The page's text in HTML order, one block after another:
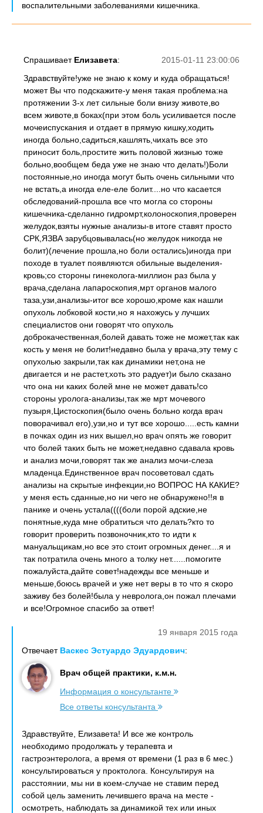
воспалительными заболеваниями кишечника.
2015-01-11 23:00:06
Спрашивает Елизавета:
Здравствуйте!уже не знаю к кому и куда обращаться!
может Вы что подскажите-у меня такая проблема:на
протяжении 3-х лет сильные боли внизу животе,во
всем животе,в боках(при этом боль усиливается после
мочеиспускания и отдает в прямую кишку,ходить
иногда больно,садиться,кашлять,чихать все это
приносит боль,простите жить половой жизнью тоже
больно,вообщем беда уже не знаю что делать!)Боли
постоянные,но иногда могут быть очень сильными что
не встать,а иногда еле-еле болит....но что касается
обследований-прошла все что могла со стороны
кишечника-сделанно гидромрт,колоноскопия,проверен
желудок,взяты нужные анализы-в итоге ставят просто
СРК,ЯЗВА зарубцовывалась(но желудок никогда не
болит)(лечение прошла,но боли остались)иногда при
походе в туалет появляются обильные выделения-
кровь;со стороны гинеколога-миллион раз была у
врача,сделана лапароскопия,мрт органов малого
таза,узи,анализы-итог все хорошо,кроме как нашли
опухоль лобковой кости,но я нахожусь у лучших
специалистов они говорят что опухоль
доброкачественная,болей давать тоже не может,так как
кость у меня не болит!недавно была у врача,эту тему с
опухолью закрыли,так как динамики нет,она не
двигается и не растет,хоть это радует)и было сказано
что она ни каких болей мне не может давать!со
стороны уролога-анализы,так же мрт мочевого
пузыря,Цистоскопия(было очень больно когда врач
поворачивал его),узи,но и тут все хорошо.....есть камни
в почках один из них вышел,но врач опять же говорит
что болей таких быть не может,недавно сдавала кровь
и анализ мочи,говорят так же анализ мочи-слеза
младенца.Единственное врач посоветовал сдать
анализы на скрытые инфекции,но ВОПРОС НА КАКИЕ?
у меня есть сданные,но ни чего не обнаружено!!я в
панике и очень устала((((боли порой адские,не
понятные,куда мне обратиться что делать?кто то
говорит проверить позвоночник,кто то идти к
мануальщикам,но все это стоит огромных денег....я и
так потратила очень много а толку нет......помогите
пожалуйста,дайте совет!надежды все меньше и
меньше,боюсь врачей и уже нет веры в то что я скоро
заживу без болей!была у невролога,он пожал плечами
и все!Огромное спасибо за ответ!
19 января 2015 года
Отвечает Васкес Эстуардо Эдуардович:
Врач общей практики, к.м.н.
Информация о консультанте
Все ответы консультанта
Здравствуйте, Елизавета! И все же контроль
необходимо продолжать у терапевта и
гастроэнтеролога, а время от времени (1 раз в 6 мес.)
консультироваться у проктолога. Консультируя на
расстоянии, мы ни в коем-случае не ставим перед
собой цель заменить лечившего врача на месте -
осмотреть, наблюдать за динамикой тех или иных